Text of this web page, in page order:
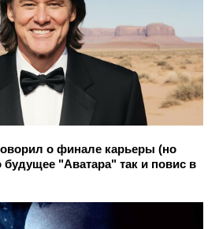
о финале карьеры (но
"Аватара" так и повис в